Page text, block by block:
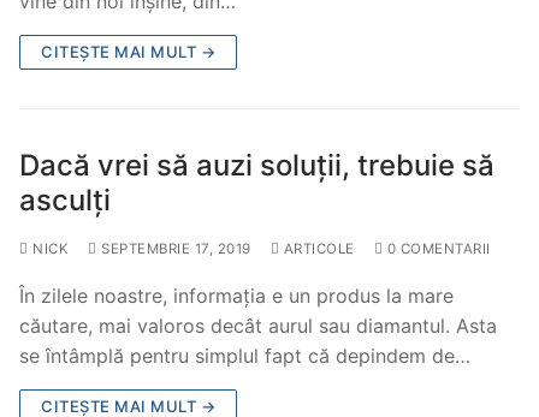
CITEȘTE MAI MULT →
Dacă vrei să auzi soluții, trebuie să
asculți
NICK SEPTEMBRIE 17, 2019 ARTICOLE 0 COMENTARII
În zilele noastre, informația e un produs la mare
căutare, mai valoros decât aurul sau diamantul. Asta
se întâmplă pentru simplul fapt că depindem de…
CITEȘTE MAI MULT →